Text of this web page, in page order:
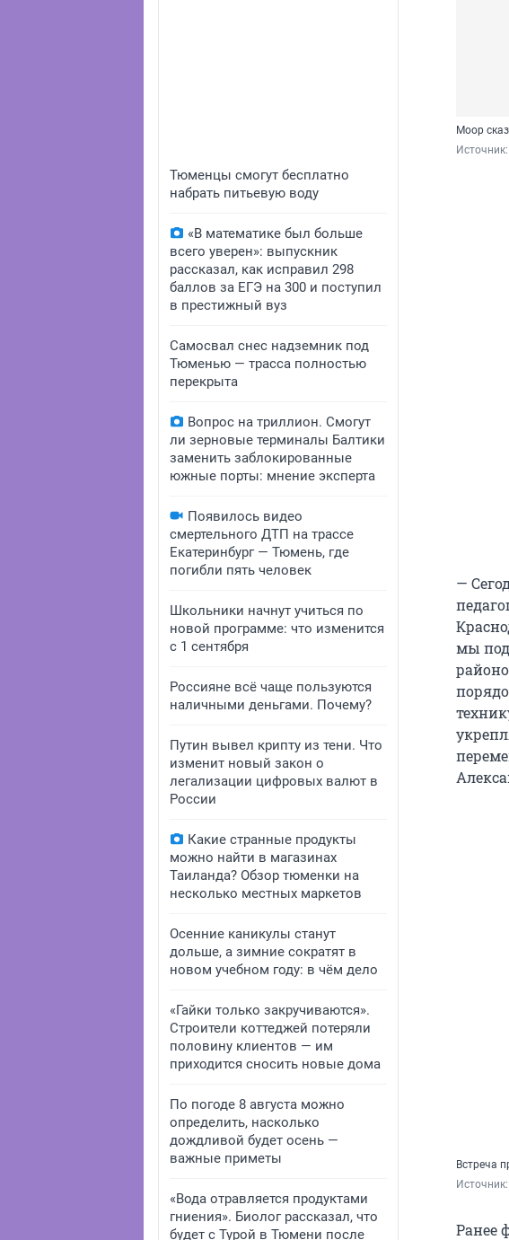
Тюменцы смогут бесплатно
набрать питьевую воду
«В математике был больше
всего уверен»: выпускник
рассказал, как исправил 298
баллов за ЕГЭ на 300 и поступил
в престижный вуз
Самосвал снес надземник под
Тюменью — трасса полностью
перекрыта
Вопрос на триллион. Смогут
ли зерновые терминалы Балтики
заменить заблокированные
южные порты: мнение эксперта
Появилось видео
смертельного ДТП на трассе
Екатеринбург — Тюмень, где
погибли пять человек
Школьники начнут учиться по
новой программе: что изменится
с 1 сентября
Россияне всё чаще пользуются
наличными деньгами. Почему?
Путин вывел крипту из тени. Что
изменит новый закон о
легализации цифровых валют в
России
Какие странные продукты
можно найти в магазинах
Таиланда? Обзор тюменки на
несколько местных маркетов
Осенние каникулы станут
дольше, а зимние сократят в
новом учебном году: в чём дело
«Гайки только закручиваются».
Строители коттеджей потеряли
половину клиентов — им
приходится сносить новые дома
По погоде 8 августа можно
определить, насколько
дождливой будет осень —
важные приметы
«Вода отравляется продуктами
гниения». Биолог рассказал, что
будет с Турой в Тюмени после
Моор
Источник:
—
мы
Встреча
Источник:
Ранее